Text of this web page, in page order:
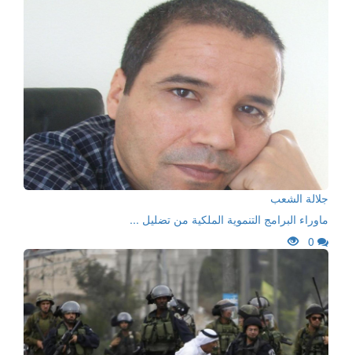
جلالة الشعب
ماوراء البرامج التنموية الملكية من تضليل ...
0